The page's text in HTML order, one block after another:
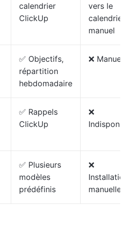
calendrier
ClickUp
vers le
calendrier
manuel
✅ Objectifs,
répartition
hebdomadaire
❌ Manuel
✅ Rappels
ClickUp
❌
✅ Plusieurs
modèles
prédéfinis
❌
Installation
manuelle